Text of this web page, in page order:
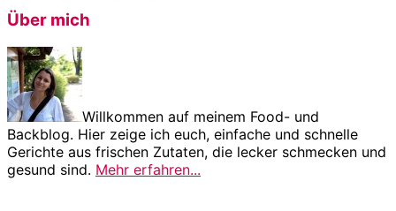
Über mich
Willkommen auf meinem Food- und
Backblog. Hier zeige ich euch, einfache und schnelle
Gerichte aus frischen Zutaten, die lecker schmecken und
gesund sind. Mehr erfahren...